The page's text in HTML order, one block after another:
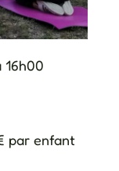
16h00
par enfant